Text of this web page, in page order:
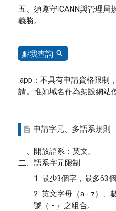
五、須遵守ICANN與管理局
義務。
點我查詢
.app：不具有申請資格限制
請。惟如域名作為架設網站
申請字元、多語系規則
一、開放語系：英文。
二、語系字元限制
1. 最少3個字，最多63個
2. 英文字母（a - z）、
號（ - ）之組合。